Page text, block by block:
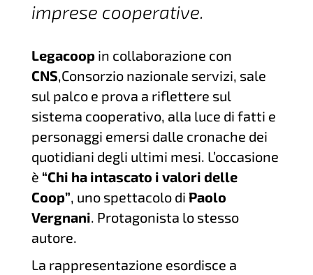
imprese cooperative.
Legacoopin collaborazione con
CNS,Consorzio nazionale servizi, sale
sul palco e prova a riflettere sul
sistema cooperativo, alla luce di fatti e
personaggi emersi dalle cronache dei
quotidiani degli ultimi mesi. L’occasione
è “Chi ha intascato i valori delle
Coop”, uno spettacolo di Paolo
Vergnani. Protagonista lo stesso
autore.
La rappresentazione esordisce a